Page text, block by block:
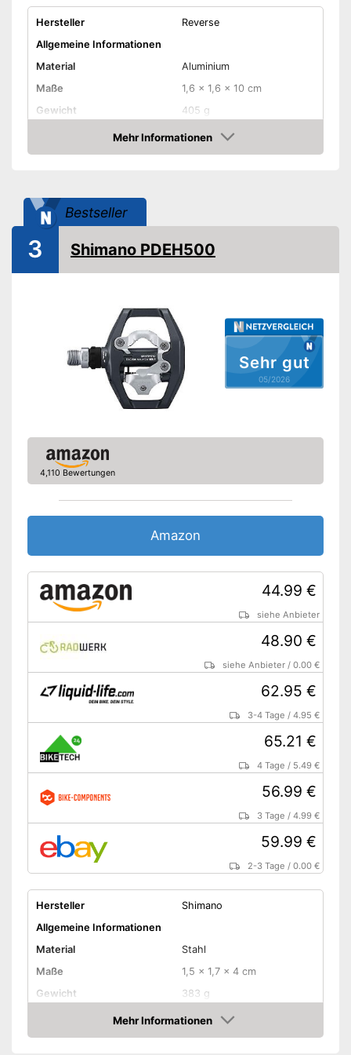
Hersteller
Reverse
Allgemeine Informationen
Material
Aluminium
Maße
1,6 x 1,6 x 10 cm
Gewicht
405 g
Beige
- Beige/Silber
Rutschfeste Pedalen
Mountainbike
Sicherheitsreflektoren
Vorteile
Amazon Lieferzeit
siehe Anbieter
Mehr Informationen
Amazon
Bestseller
Sehr gut
05/2026
3 Shimano PDEH500
4,110 Bewertungen
Amazon
44.99 €
siehe Anbieter
48.90 €
siehe Anbieter /0.00 €
62.95 €
3-4 Tage /4.95 €
65.21 €
4 Tage / 5.49 €
56.99 €
3 Tage /4.99 €
59.99 €
2-3 Tage /0.00 €
Hersteller
Shimano
Allgemeine Informationen
Material
Stahl
Maße
1,5 x 1,7 x 4 cm
Gewicht
383 g
Erhältliche Farben
- Schwarz
Mehr Informationen
Amazon